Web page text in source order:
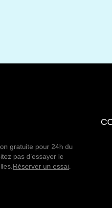
gratuite pour 24h du
pas d’essayer le
Réserver un essai